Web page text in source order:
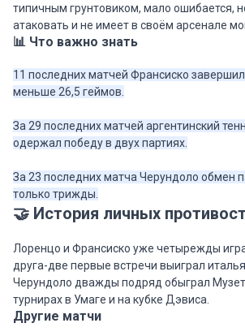
типичным грунтовиком, мало ошибается,
атаковать и не имеет в своём арсенале
📊 Что важно знать
11 последних матчей Франсиско
меньше 26,5 геймов.
За 29 последних матчей аргентинский
одержал победу в двух партиях.
За 23 последних матча Черундоло обмен
только трижды.
🤝 История личных
Лоренцо и Франсиско уже четырежды
друга-две первые встречи выиграл
Черундоло дважды подряд обыграл
турнирах в Умаге и на кубке Дэвиса.
Другие матчи